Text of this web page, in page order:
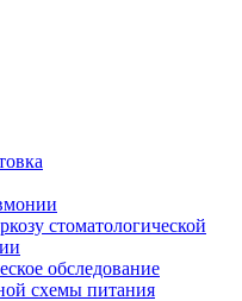
стоматологической
обследование
схемы питания